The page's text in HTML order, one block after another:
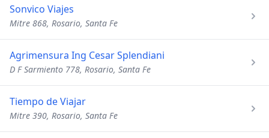
Sonvico Viajes
Mitre 868, Rosario, Santa Fe
Agrimensura Ing Cesar Splendiani
D F Sarmiento 778, Rosario, Santa Fe
Tiempo de Viajar
Mitre 390, Rosario, Santa Fe